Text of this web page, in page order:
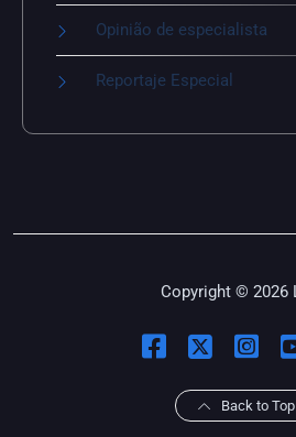
Opinião de especialista
Reportaje Especial
Copyright © 2026
Back to Top